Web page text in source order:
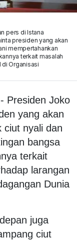
pers di Istana
presiden yang akan
mempertahankan
terkait masalah
di Organisasi
Presiden Joko
yang akan
ciut nyali dan
bangsa
terkait
larangan
Dunia
juga
ciut